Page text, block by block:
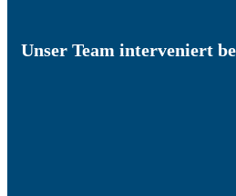
Unser Team interveniert